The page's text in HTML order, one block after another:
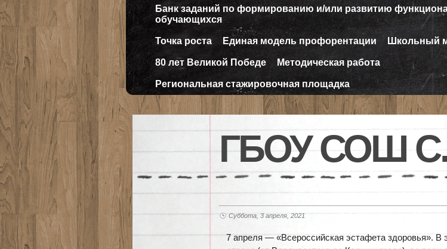
Банк заданий по формированию и/или развитию
обучающихся
Точка роста Единая модель профорентации Школьный
80 лет Великой Победе Методическая работа
Региональная стажировочная площадка
ГБОУ СОШ
Суббота, 3 апреля, 2021
7 апреля — «Всероссийская эстафета здоровья». В